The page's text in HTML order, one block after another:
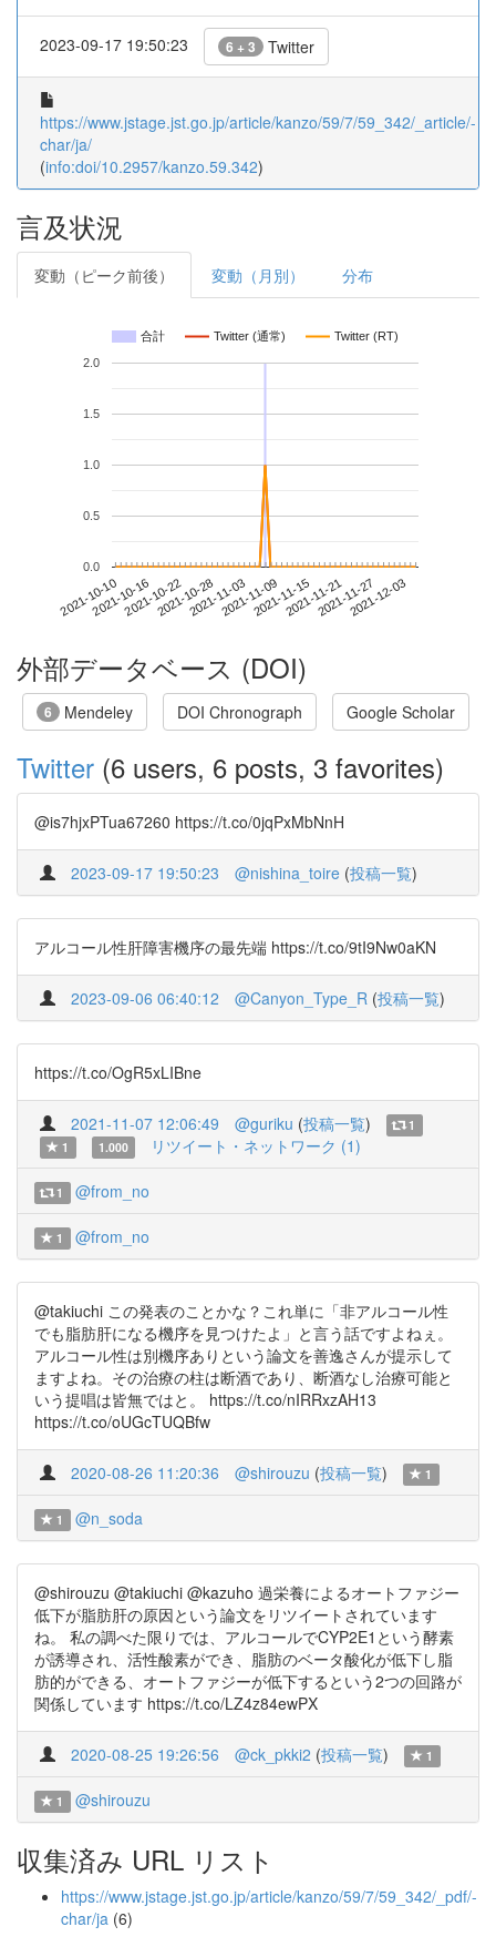
2023-09-17 19:50:23 6 + 3 Twitter
https://www.jstage.jst.go.jp/article/kanzo/59/7/59_342/_article/-
char/ja/
(info:doi/10.2957/kanzo.59.342)
言及状況
変動（ピーク前後） 変動（月別） 分布
合計 Twitter (通常) Twitter (RT)
2021-10-102021-10-162021-10-222021-10-282021-11-032021-11-092021-11-152021-11-212021-11-272021-12-03
0.0
0.5
1.0
1.5
2.0
外部データベース (DOI)
6 Mendeley DOI Chronograph Google Scholar
Twitter (6 users, 6 posts, 3 favorites)
@is7hjxPTua67260 https://t.co/0jqPxMbNnH
2023-09-17 19:50:23 @nishina_toire (投稿一覧)
アルコール性肝障害機序の最先端 https://t.co/9tI9Nw0aKN
2023-09-06 06:40:12 @Canyon_Type_R (投稿一覧)
https://t.co/OgR5xLIBne
2021-11-07 12:06:49 @guriku (投稿一覧)
1
1
1.000 リツイート・ネットワーク (1)
1 @from_no
1 @from_no
@takiuchi この発表のことかな？これ単に「非アルコール性
でも脂肪肝になる機序を見つけたよ」と言う話ですよねぇ。
アルコール性は別機序ありという論文を善逸さんが提示して
ますよね。その治療の柱は断酒であり、断酒なし治療可能と
いう提唱は皆無ではと。 https://t.co/nIRRxzAH13
https://t.co/oUGcTUQBfw
2020-08-26 11:20:36 @shirouzu (投稿一覧) 1
1 @n_soda
@shirouzu @takiuchi @kazuho 過栄養によるオートファジー
低下が脂肪肝の原因という論文をリツイートされています
ね。 私の調べた限りでは、アルコールでCYP2E1という酵素
が誘導され、活性酸素ができ、脂肪のベータ酸化が低下し脂
肪的ができる、オートファジーが低下するという2つの回路が
関係しています https://t.co/LZ4z84ewPX
2020-08-25 19:26:56 @ck_pkki2 (投稿一覧) 1
1 @shirouzu
収集済み URL リスト
https://www.jstage.jst.go.jp/article/kanzo/59/7/59_342/_pdf/-
char/ja (6)